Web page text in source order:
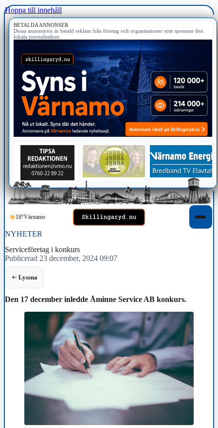
Hoppa till innehåll
BETALDA ANNONSER
Dessa annonsytor är betald reklam från företag och organisationer som sponsrar den
lokala journalistiken.
18°Värnamo
NYHETER
Serviceföretag i konkurs
Publicerad 23 december, 2024 09:07
Lyssna
Den 17 december inledde Åminne Service AB konkurs.